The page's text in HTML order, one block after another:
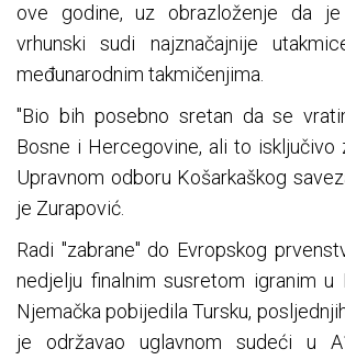
ove godine, uz obrazloženje da je
vrhunski sudi najznačajnije
međunarodnim takmičenjima.
"Bio bih posebno sretan da se
Bosne i Hercegovine, ali to isključivo
Upravnom odboru Košarkaškog
je Zurapović.
Radi "zabrane" do Evropskog
nedjelju finalnim susretom igranim u
Njemačka pobijedila Tursku,
je održavao uglavnom sudeći u